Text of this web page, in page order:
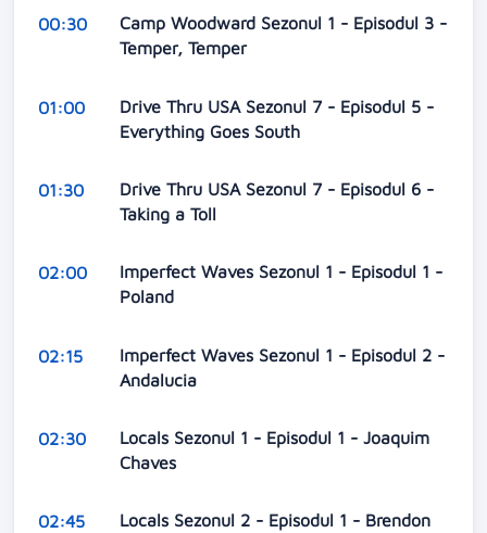
00:30
Camp Woodward Sezonul 1 - Episodul 3 -
Temper, Temper
01:00
Drive Thru USA Sezonul 7 - Episodul 5 -
Everything Goes South
01:30
Drive Thru USA Sezonul 7 - Episodul 6 -
Taking a Toll
02:00
Imperfect Waves Sezonul 1 - Episodul 1 -
Poland
02:15
Imperfect Waves Sezonul 1 - Episodul 2 -
Andalucia
02:30
Locals Sezonul 1 - Episodul 1 - Joaquim
Chaves
02:45
Locals Sezonul 2 - Episodul 1 - Brendon